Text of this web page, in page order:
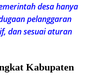
desa hanya
pelanggaran
dan sesuai aturan
Kabupaten